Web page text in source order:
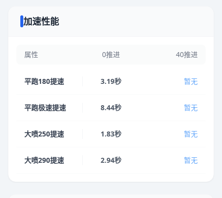
加速性能
属性 0推进 40推进
平跑180提速 3.19秒 暂无
平跑极速提速 8.44秒 暂无
大喷250提速 1.83秒 暂无
大喷290提速 2.94秒 暂无